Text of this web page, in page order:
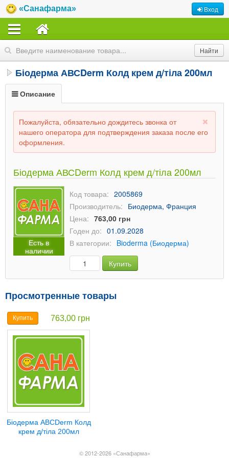
«Санафарма» Вход
Біодерма АВСDerm Колд крем д/тіла 200мл
Описание
Пожалуйста, обязательно дождитесь звонка от
нашего оператора для подтверждения заказа после его
оформления.
Біодерма АВСDerm Колд крем д/тіла 200мл
Есть в
наличии
Код товара: 2005869
Производитель: Биодерма, Франция
Цена: 763,00 грн
Годен до: 01.09.2028
В категории: Bioderma (Биодерма)
Купить
Просмотренные товары
Купить 763,00 грн
Біодерма АВСDerm Колд
крем д/тіла 200мл
© 2012-2026 «Санафарма»